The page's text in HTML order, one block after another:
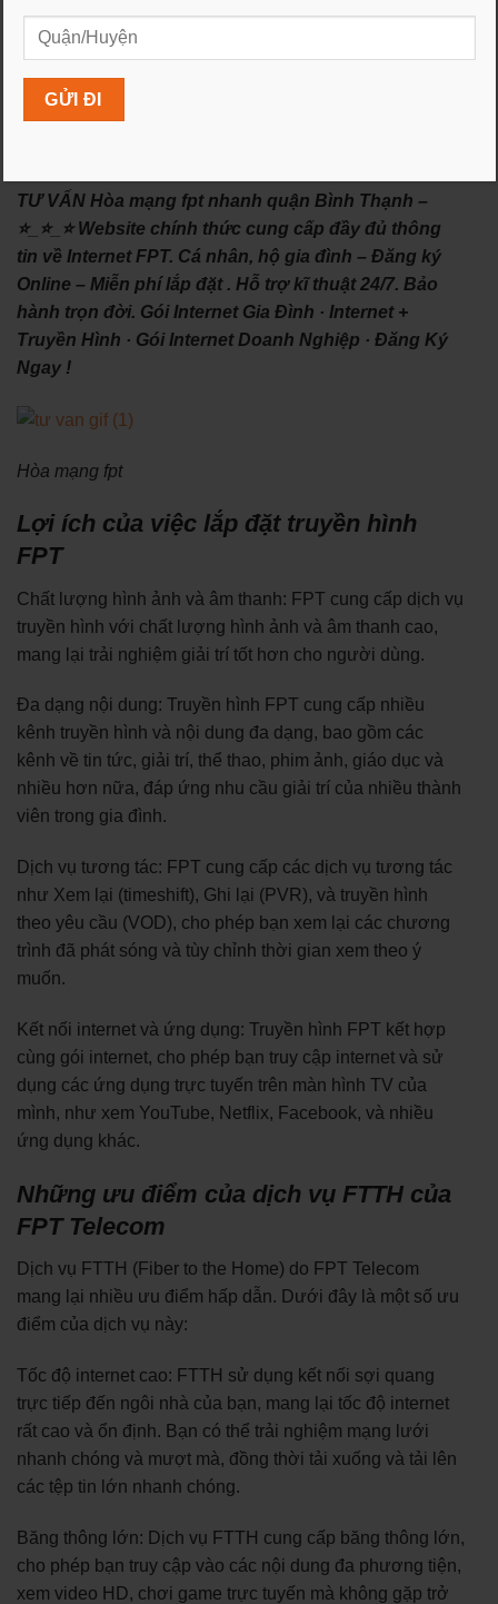
tiên tiến để đảm bảo cung cấp dịch vụ internet hiện đại
và đáp ứng các yêu cầu mới nhất của người dùng. Họ
trải nghiệm tốt nhất cho khách hàng.
TƯ VẤN Hòa mạng fpt nhanh quận Bình Thạnh –
⭐_⭐_⭐ Website chính thức cung cấp đầy đủ thông
tin về Internet FPT. Cá nhân, hộ gia đình – Đăng ký
Online – Miễn phí lắp đặt . Hỗ trợ kĩ thuật 24/7. Bảo
hành trọn đời. ‎Gói Internet Gia Đình · ‎Internet +
Truyền Hình · ‎Gói Internet Doanh Nghiệp · ‎Đăng Ký
Ngay !
Hòa mạng fpt
Lợi ích của việc lắp đặt truyền hình
FPT
Chất lượng hình ảnh và âm thanh: FPT cung cấp dịch vụ
truyền hình với chất lượng hình ảnh và âm thanh cao,
mang lại trải nghiệm giải trí tốt hơn cho người dùng.
Đa dạng nội dung: Truyền hình FPT cung cấp nhiều
kênh truyền hình và nội dung đa dạng, bao gồm các
kênh về tin tức, giải trí, thể thao, phim ảnh, giáo dục và
nhiều hơn nữa, đáp ứng nhu cầu giải trí của nhiều thành
viên trong gia đình.
Dịch vụ tương tác: FPT cung cấp các dịch vụ tương tác
như Xem lại (timeshift), Ghi lại (PVR), và truyền hình
theo yêu cầu (VOD), cho phép bạn xem lại các chương
trình đã phát sóng và tùy chỉnh thời gian xem theo ý
muốn.
Kết nối internet và ứng dụng: Truyền hình FPT kết hợp
cùng gói internet, cho phép bạn truy cập internet và sử
dụng các ứng dụng trực tuyến trên màn hình TV của
mình, như xem YouTube, Netflix, Facebook, và nhiều
ứng dụng khác.
Những ưu điểm của dịch vụ FTTH của
FPT Telecom
Dịch vụ FTTH (Fiber to the Home) do FPT Telecom
mang lại nhiều ưu điểm hấp dẫn. Dưới đây là một số ưu
điểm của dịch vụ này:
Tốc độ internet cao: FTTH sử dụng kết nối sợi quang
trực tiếp đến ngôi nhà của bạn, mang lại tốc độ internet
rất cao và ổn định. Bạn có thể trải nghiệm mạng lưới
nhanh chóng và mượt mà, đồng thời tải xuống và tải lên
các tệp tin lớn nhanh chóng.
Băng thông lớn: Dịch vụ FTTH cung cấp băng thông lớn,
cho phép bạn truy cập vào các nội dung đa phương tiện,
xem video HD, chơi game trực tuyến mà không gặp trở